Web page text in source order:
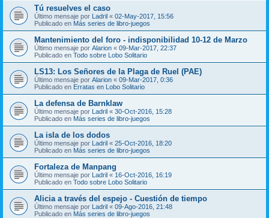
Tú resuelves el caso
Último mensaje por Ladril « 02-May-2017, 15:56
Publicado en Más series de libro-juegos
Mantenimiento del foro - indisponibilidad 10-12 de Marzo
Último mensaje por Alarion « 09-Mar-2017, 22:37
Publicado en Todo sobre Lobo Solitario
LS13: Los Señores de la Plaga de Ruel (PAE)
Último mensaje por Alarion « 09-Mar-2017, 0:36
Publicado en Erratas en Lobo Solitario
La defensa de Barnklaw
Último mensaje por Ladril « 30-Oct-2016, 15:28
Publicado en Más series de libro-juegos
La isla de los dodos
Último mensaje por Ladril « 25-Oct-2016, 18:20
Publicado en Más series de libro-juegos
Fortaleza de Manpang
Último mensaje por Ladril « 16-Oct-2016, 16:19
Publicado en Todo sobre Lobo Solitario
Alicia a través del espejo - Cuestión de tiempo
Último mensaje por Ladril « 09-Ago-2016, 21:48
Publicado en Más series de libro-juegos